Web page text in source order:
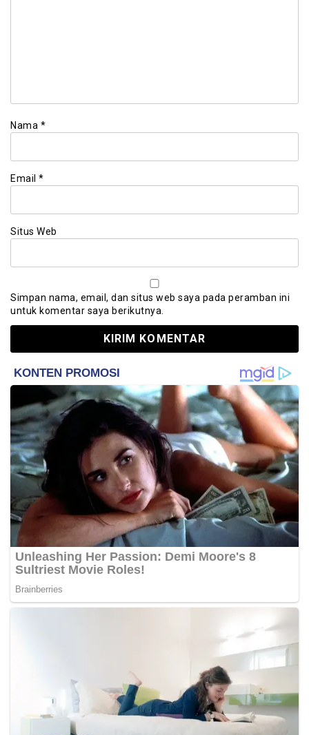
Nama *
Email *
Situs Web
Simpan nama, email, dan situs web saya pada peramban ini
untuk komentar saya berikutnya.